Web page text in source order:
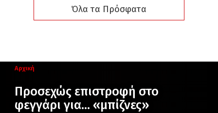
Όλα τα Πρόσφατα
Αρχική
Προσεχώς επιστροφή στο
φεγγάρι για… «μπίζνες»